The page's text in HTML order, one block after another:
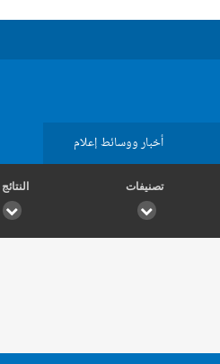
أخبار ووسائط إعلام
تصنيفات النتائج